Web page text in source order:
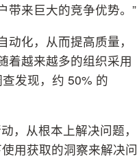
带来巨大的竞争优势。”
化，从而提高质量，
着越来越多的组织采用
发现，约 50% 的
，从根本上解决问题，
用获取的洞察来解决问